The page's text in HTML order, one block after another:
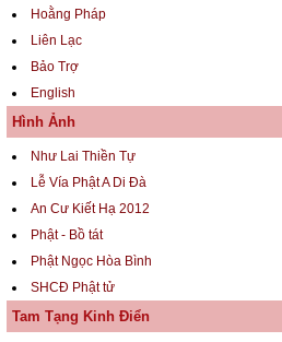
Hoằng Pháp
Liên Lạc
Bảo Trợ
English
Hình Ảnh
Như Lai Thiền Tự
Lễ Vía Phật A Di Đà
An Cư Kiết Hạ 2012
Phật - Bồ tát
Phật Ngọc Hòa Bình
SHCĐ Phật tử
Tam Tạng Kinh Điển